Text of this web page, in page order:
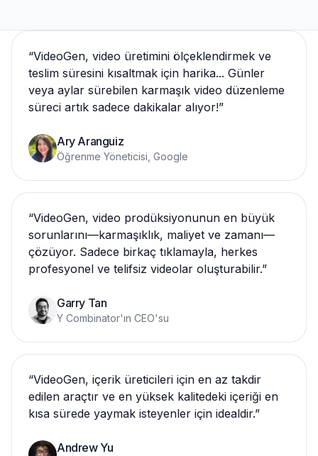
“VideoGen, video üretimini ölçeklendirmek ve
teslim süresini kısaltmak için harika... Günler
veya aylar sürebilen karmaşık video düzenleme
süreci artık sadece dakikalar alıyor!”
Ary Aranguiz
Öğrenme Yöneticisi, Google
“VideoGen, video prodüksiyonunun en büyük
sorunlarını—karmaşıklık, maliyet ve zamanı—
çözüyor. Sadece birkaç tıklamayla, herkes
profesyonel ve telifsiz videolar oluşturabilir.”
Garry Tan
Y Combinator'ın CEO'su
“VideoGen, içerik üreticileri için en az takdir
edilen araçtır ve en yüksek kalitedeki içeriği en
kısa sürede yaymak isteyenler için idealdir.”
Andrew Yu